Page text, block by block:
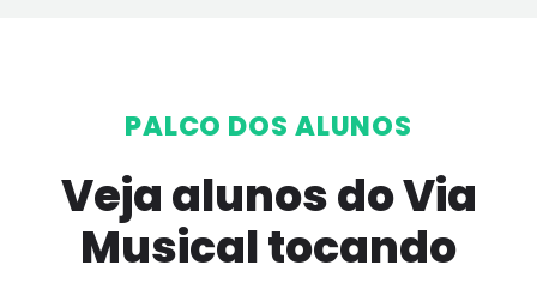
PALCO DOS ALUNOS
Veja alunos do Via
Musical tocando